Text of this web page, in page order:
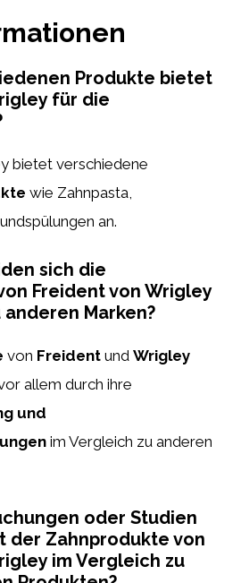
Produkte bietet
für die
bietet verschiedene
wie Zahnpasta,
an.
sich die
Freident von Wrigley
Marken?
von Freident und Wrigley
allem durch ihre
und
im Vergleich zu anderen
oder Studien
der Zahnprodukte von
im Vergleich zu